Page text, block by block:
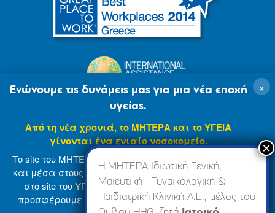
© 2007-2024 ΜΗΤΕΡΑ Α.Ε Όροι Χρήσης
Η ΜΗΤΕΡΑ Ιδιωτική Γενική,
Μαιευτική –Γυναικολογική &
Παιδιατρική Κλινική Α.Ε., μέλος του
×
Ενώνουμε τις δυνάμεις μας για μια νέα εποχή
υγείας.
Από τη νέα χρονιά, το ΜΗΤΕΡΑ και το ΥΓΕΙΑ
γίνονται ένα ενιαίο νοσοκομείο.
Το site του ΜΗΤΕΡΑ βρίσκεται σε φάση ανανέωσης
και μέσα στους επόμενους μήνες θα ενσωματωθεί
στο site του ΥΓΕΙΑ (www.hygeia.gr), ώστε να σας
προσφέρουμε μια πιο ολοκληρωμένη και ενιαία